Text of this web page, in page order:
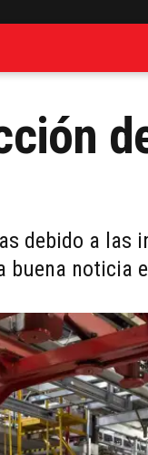
debido a las
noticia